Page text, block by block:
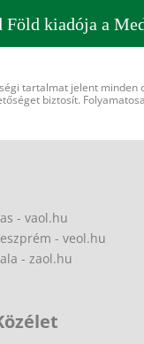
Föld kiadója a
tartalmat jelent minden
biztosít.
- vaol.hu
- veol.hu
- zaol.hu